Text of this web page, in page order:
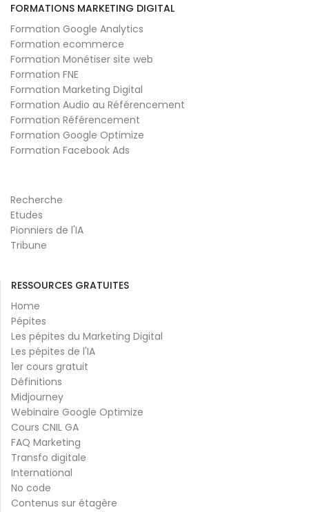
FORMATIONS MARKETING DIGITAL
Formation Google Analytics
Formation ecommerce
Formation Monétiser site web
Formation FNE
Formation Marketing Digital
Formation Audio au Référencement
Formation Référencement
Formation Google Optimize
Formation Facebook Ads
Recherche
Etudes
Pionniers de l'IA
Tribune
RESSOURCES GRATUITES
Home
Pépites
Les pépites du Marketing Digital
Les pépites de l'IA
1er cours gratuit
Définitions
Midjourney
Webinaire Google Optimize
Cours CNIL GA
FAQ Marketing
Transfo digitale
International
No code
Contenus sur étagère